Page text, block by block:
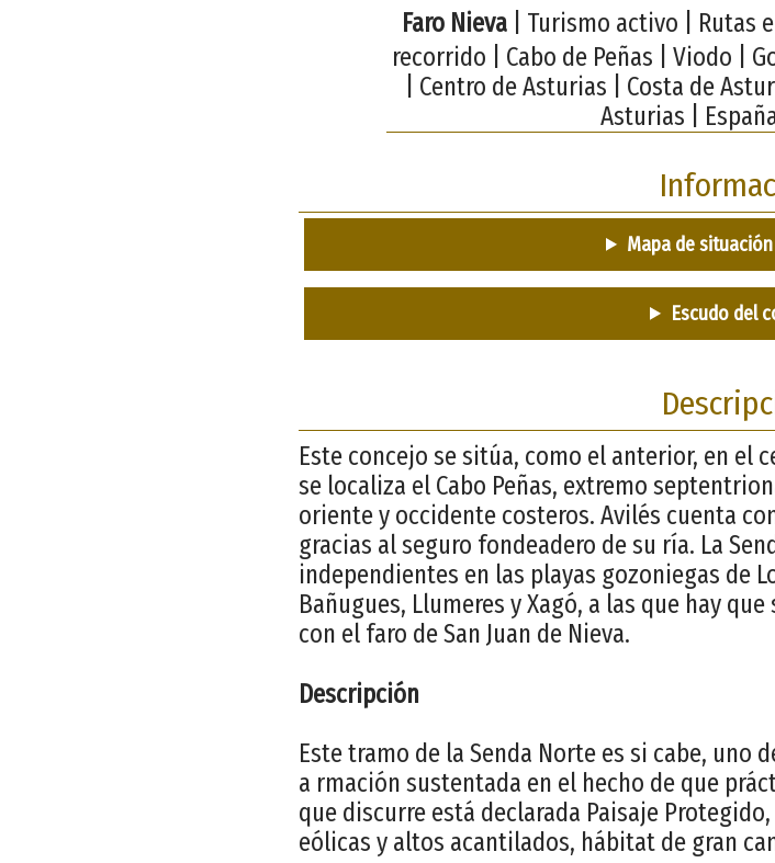
Faro Nieva | Turismo activo | Rutas
recorrido | Cabo de Peñas | Viodo |
| Centro de Asturias | Costa de
Asturias |
Mapa de
Escudo del
Este concejo se sitúa, como el anterior, en el
se localiza el Cabo Peñas, extremo
oriente y occidente costeros. Avilés cuenta
gracias al seguro fondeadero de su ría. La
independientes en las playas gozoniegas de
Bañugues, Llumeres y Xagó, a las que hay
con el faro de San Juan de Nieva.
Descripción
Este tramo de la Senda Norte es si cabe, uno
a rmación sustentada en el hecho de que
que discurre está declarada Paisaje
eólicas y altos acantilados, hábitat de gran